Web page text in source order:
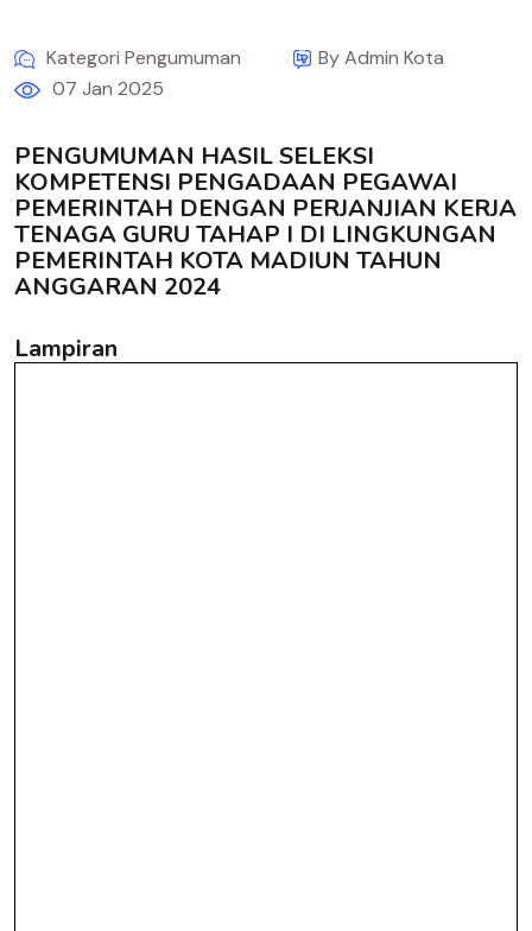
Kategori Pengumuman
By Admin Kota
07 Jan 2025
PENGUMUMAN HASIL SELEKSI
KOMPETENSI PENGADAAN PEGAWAI
PEMERINTAH DENGAN PERJANJIAN KERJA
TENAGA GURU TAHAP I DI LINGKUNGAN
PEMERINTAH KOTA MADIUN TAHUN
ANGGARAN 2024
Lampiran